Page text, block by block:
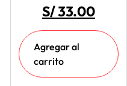
S/33.00
Agregar al
carrito